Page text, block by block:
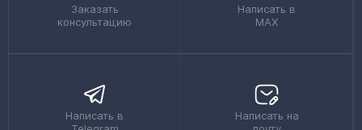
Заказать
консультацию
Написать в
MAX
Написать в
Написать на